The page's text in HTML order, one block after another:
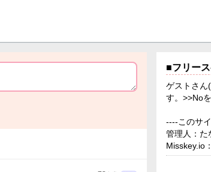
■フリース
ゲストさん
す。>>No
----このサ
管理人：た
Misskey.io：